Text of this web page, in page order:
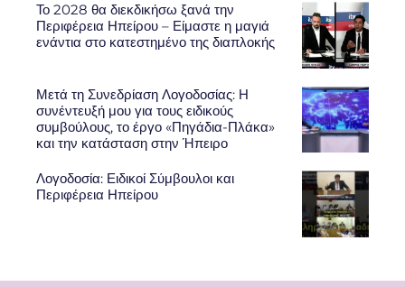
Το 2028 θα διεκδικήσω ξανά την
Περιφέρεια Ηπείρου – Είμαστε η μαγιά
ενάντια στο κατεστημένο της διαπλοκής
Μετά τη Συνεδρίαση Λογοδοσίας: Η
συνέντευξή μου για τους ειδικούς
συμβούλους, το έργο «Πηγάδια-Πλάκα»
και την κατάσταση στην Ήπειρο
Λογοδοσία: Ειδικοί Σύμβουλοι και
Περιφέρεια Ηπείρου